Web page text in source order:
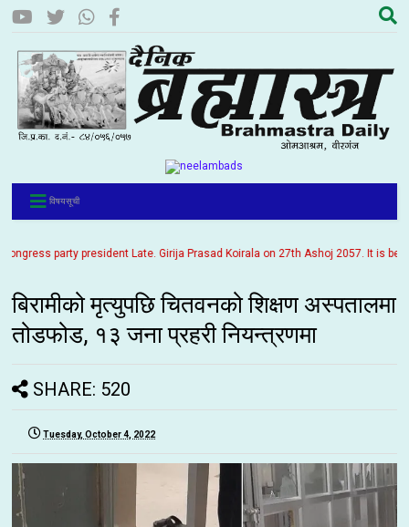
विषयसूची
party president Late. Girija Prasad Koirala on 27th Ashoj 2057. It is
बिरामीको मृत्युपछि चितवनको शिक्षण अस्पतालमा
तोडफोड, १३ जना प्रहरी नियन्त्रणमा
SHARE: 520
Tuesday, October 4, 2022